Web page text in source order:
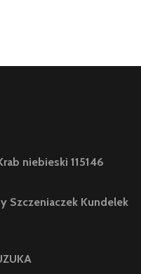
niebieski 115146
Szczeniaczek Kundelek